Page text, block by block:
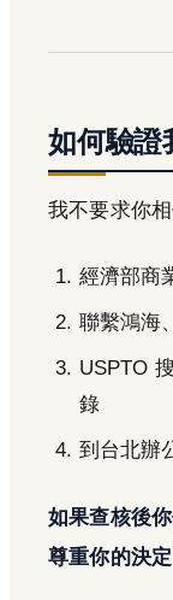
如何驗證
我不要求你
經濟部商
聯繫鴻海
USPTO
錄
到台北辦
如果查核後
尊重你的決定